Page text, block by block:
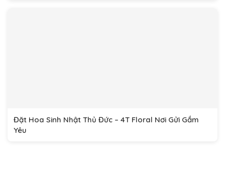
Đặt Hoa Sinh Nhật Thủ Đức – 4T Floral Nơi Gửi Gắm
Yêu